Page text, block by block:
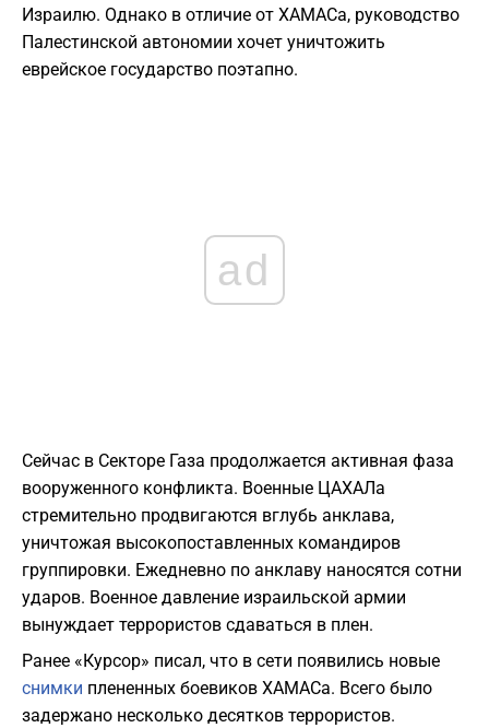
Израилю. Однако в отличие от ХАМАСа, руководство
Палестинской автономии хочет уничтожить
еврейское государство поэтапно.
ad
Сейчас в Секторе Газа продолжается активная фаза
вооруженного конфликта. Военные ЦАХАЛа
стремительно продвигаются вглубь анклава,
уничтожая высокопоставленных командиров
группировки. Ежедневно по анклаву наносятся сотни
ударов. Военное давление израильской армии
вынуждает террористов сдаваться в плен.
Ранее «Курсор» писал, что в сети появились новые
снимки плененных боевиков ХАМАСа. Всего было
задержано несколько десятков террористов.